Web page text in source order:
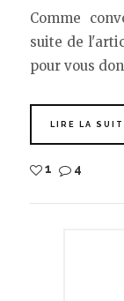
Comme
suite de
pour vous
LIRE LA
1 4